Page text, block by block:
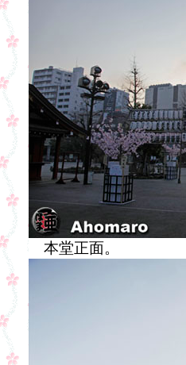
本堂正面。